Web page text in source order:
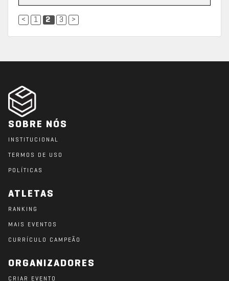
< 1 2 3 >
SOBRE NÓS
INSTITUCIONAL
TERMOS DE USO
POLÍTICAS
ATLETAS
RANKING
MAIS EVENTOS
CURRÍCULO CAMPEÃO
ORGANIZADORES
CRIAR EVENTO